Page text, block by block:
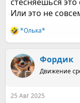
Или это не
Р
е
к
ц
и
*Олька*
Фордик
Движение
25 Авг 2025